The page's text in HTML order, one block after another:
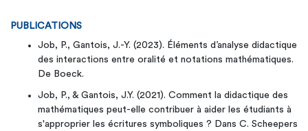
PUBLICATIONS
Job, P., Gantois, J.-Y. (2023). Éléments d’analyse didactique
des interactions entre oralité et notations mathématiques.
De Boeck.
Job, P., & Gantois, J.Y. (2021). Comment la didactique des
mathématiques peut-elle contribuer à aider les étudiants à
s'approprier les écritures symboliques ? Dans C. Scheepers